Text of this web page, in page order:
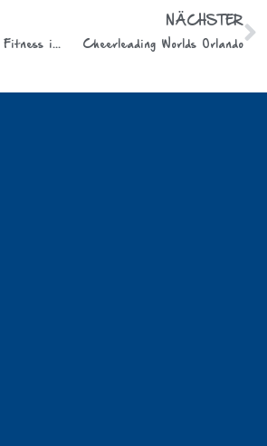
Trainingslager 2025 Fitness in Lindow
NÄCHSTER
Cheerleading Worlds Orlando